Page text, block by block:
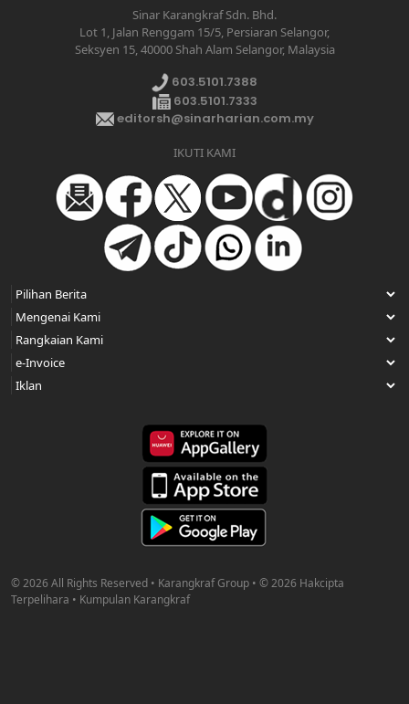
Sinar Karangkraf Sdn. Bhd.
Lot 1, Jalan Renggam 15/5, Persiaran Selangor,
Seksyen 15, 40000 Shah Alam Selangor, Malaysia
603.5101.7388
603.5101.7333
editorsh@sinarharian.com.my
IKUTI KAMI
© 2026 All Rights Reserved • Karangkraf Group • © 2026 Hakcipta
Terpelihara • Kumpulan Karangkraf